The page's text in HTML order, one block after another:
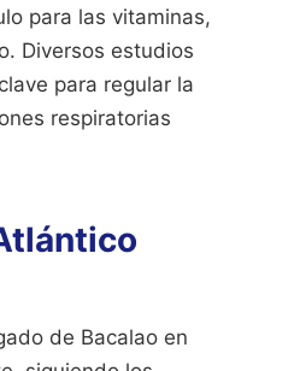
para las vitaminas,
Diversos estudios
para regular la
respiratorias
de Bacalao en